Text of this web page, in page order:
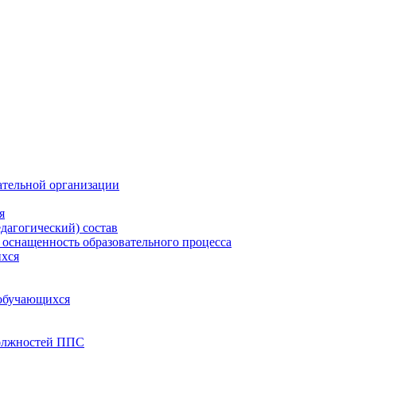
организации
состав
образовательного процесса
ППС